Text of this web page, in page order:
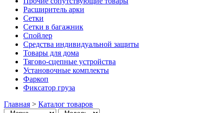
Расширитель арки
Сетки
Сетки в багажник
Спойлер
Средства индивидуальной защиты
Товары для дома
Тягово-сцепные устройства
Установочные комплекты
Фаркоп
Фиксатор груза
Главная > Каталог товаров